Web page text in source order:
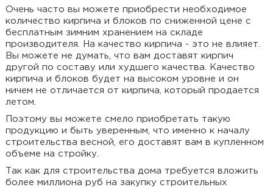
Очень часто вы можете приобрести необходимое
количество кирпича и блоков по сниженной цене с
бесплатным зимним хранением на складе
производителя. На качество кирпича - это не влияет.
Вы можете не думать, что вам доставят кирпич
другой по составу или худшего качества. Качество
кирпича и блоков будет на высоком уровне и он
ничем не отличается от кирпича, который продается
летом.
Поэтому вы можете смело приобретать такую
продукцию и быть уверенным, что именно к началу
строительства весной, его доставят вам в купленном
объеме на стройку.
Так как для строительства дома требуется вложить
более миллиона руб на закупку строительных